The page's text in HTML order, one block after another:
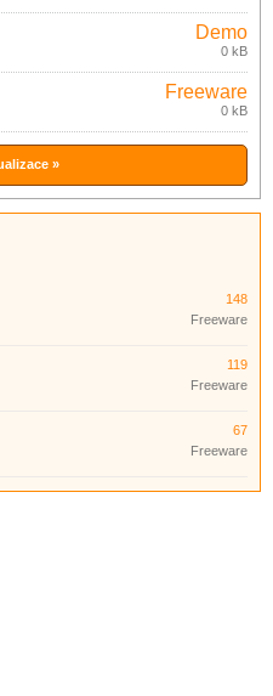
Demo
0 kB
Freeware
0 kB
»
148
Freeware
119
Freeware
67
Freeware